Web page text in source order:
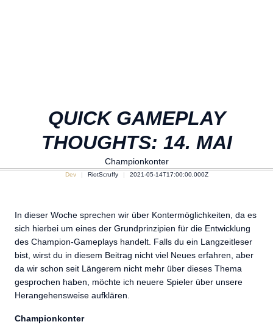
QUICK GAMEPLAY
THOUGHTS: 14. MAI
Championkonter
Dev RiotScruffy 2021-05-14T17:00:00.000Z
In dieser Woche sprechen wir über Kontermöglichkeiten, da es
sich hierbei um eines der Grundprinzipien für die Entwicklung
des Champion-Gameplays handelt. Falls du ein Langzeitleser
bist, wirst du in diesem Beitrag nicht viel Neues erfahren, aber
da wir schon seit Längerem nicht mehr über dieses Thema
gesprochen haben, möchte ich neuere Spieler über unsere
Herangehensweise aufklären.
Championkonter